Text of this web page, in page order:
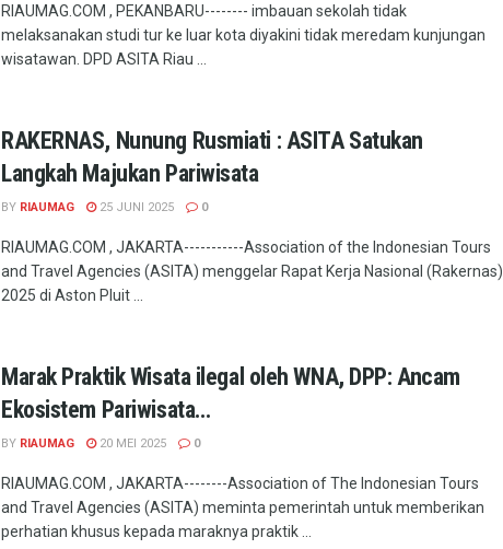
RIAUMAG.COM , PEKANBARU-------- imbauan sekolah tidak
melaksanakan studi tur ke luar kota diyakini tidak meredam kunjungan
wisatawan. DPD ASITA Riau ...
RAKERNAS, Nunung Rusmiati : ASITA Satukan
Langkah Majukan Pariwisata
BY RIAUMAG 25 JUNI 2025 0
RIAUMAG.COM , JAKARTA-----------Association of the Indonesian Tours
and Travel Agencies (ASITA) menggelar Rapat Kerja Nasional (Rakernas)
2025 di Aston Pluit ...
Marak Praktik Wisata ilegal oleh WNA, DPP: Ancam
Ekosistem Pariwisata…
BY RIAUMAG 20 MEI 2025 0
RIAUMAG.COM , JAKARTA--------Association of The Indonesian Tours
and Travel Agencies (ASITA) meminta pemerintah untuk memberikan
perhatian khusus kepada maraknya praktik ...